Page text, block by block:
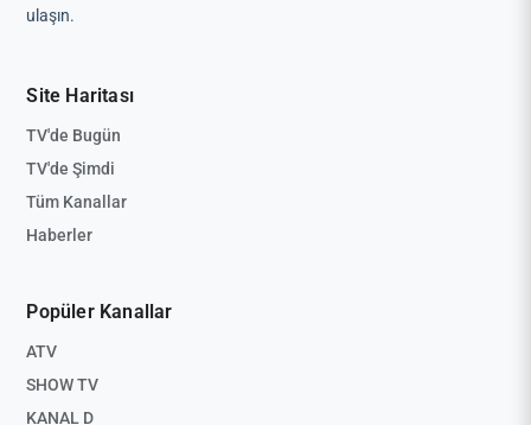
ulaşın.
Site Haritası
TV'de Bugün
TV'de Şimdi
Tüm Kanallar
Haberler
Popüler Kanallar
ATV
SHOW TV
KANAL D